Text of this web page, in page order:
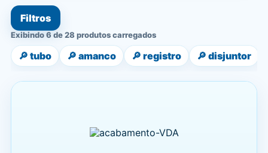
Filtros
Exibindo 6 de 28 produtos carregados
🔎 tubo 🔎 amanco 🔎 registro 🔎 disjuntor